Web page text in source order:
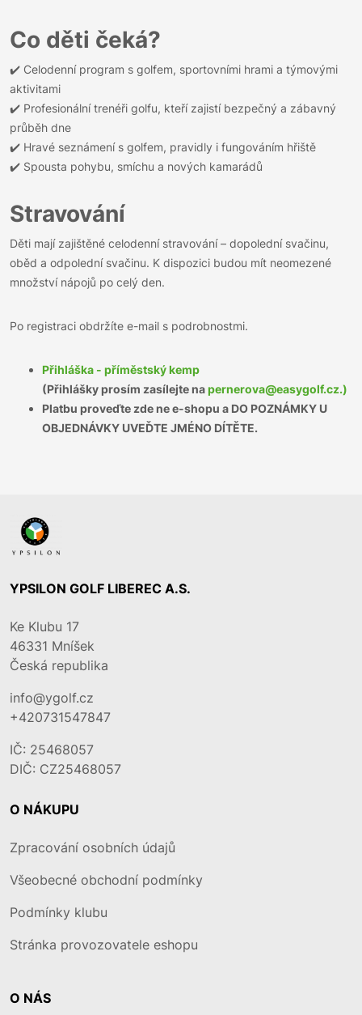
Co děti čeká?
✔️ Celodenní program s golfem, sportovními hrami a týmovými
aktivitami
✔️ Profesionální trenéři golfu, kteří zajistí bezpečný a zábavný
průběh dne
✔️ Hravé seznámení s golfem, pravidly i fungováním hřiště
✔️ Spousta pohybu, smíchu a nových kamarádů
Stravování
Děti mají zajištěné celodenní stravování – dopolední svačinu,
oběd a odpolední svačinu. K dispozici budou mít neomezené
množství nápojů po celý den.
Po registraci obdržíte e-mail s podrobnostmi.
Přihláška - příměstský kemp
(Přihlášky prosím zasílejte napernerova@easygolf.cz.)
Platbu proveďte zde ne e-shopu a DO POZNÁMKY U
OBJEDNÁVKY UVEĎTE JMÉNO DÍTĚTE.
YPSILON GOLF LIBEREC A.S.
Ke Klubu 17
46331 Mníšek
Česká republika
info@ygolf.cz
+420731547847
IČ: 25468057
DIČ: CZ25468057
O NÁKUPU
Zpracování osobních údajů
Všeobecné obchodní podmínky
Podmínky klubu
Stránka provozovatele eshopu
O NÁS